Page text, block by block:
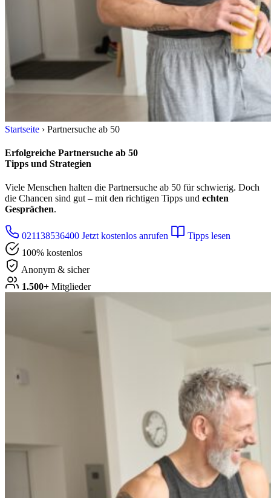
Startseite › Partnersuche ab 50
Erfolgreiche Partnersuche ab 50
Tipps und Strategien
Viele Menschen halten die Partnersuche ab 50 für schwierig. Doch
die Chancen sind gut – mit den richtigen Tipps und echten
Gesprächen.
021138536400 Jetzt kostenlos anrufen
Tipps lesen
100% kostenlos
Anonym & sicher
1.500+ Mitglieder